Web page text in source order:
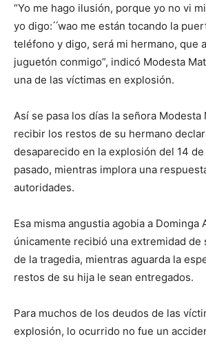
“Yo me hago ilusión, porque yo no vi
yo digo: ́ ́wao me están tocando la
teléfono y digo, será mi hermano, que
juguetón conmigo”, indicó Modesta
una de las víctimas en explosión.
Así se pasa los días la señora Modesta
recibir los restos de su hermano
desaparecido en la explosión del 14
pasado, mientras implora una
autoridades.
Esa misma angustia agobia a Dominga
únicamente recibió una extremidad de
de la tragedia, mientras aguarda la
restos de su hija le sean entregados.
Para muchos de los deudos de las
explosión, lo ocurrido no fue un